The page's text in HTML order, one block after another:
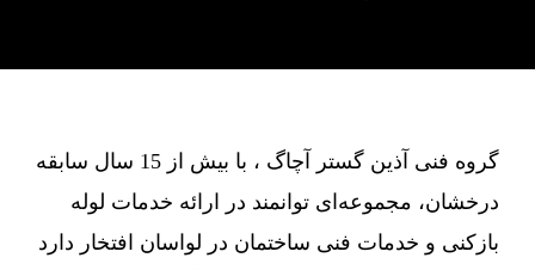
گروه فنی آذین گستر آچاگ ، با بیش از 15 سال سابقه
درخشان، مجموعه‌ای توانمند در ارائه خدمات لوله
بازکنی و خدمات فنی ساختمان در لواسان افتخار دارد